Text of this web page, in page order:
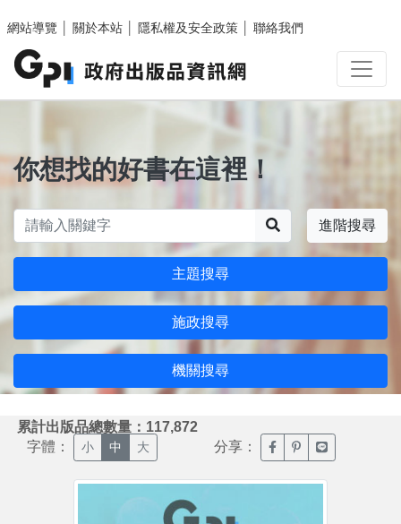
網站導覽
關於本站 隱私權及安全政策 聯絡我們
你想找的好書在這裡！
進階搜尋
主題搜尋
施政搜尋
機關搜尋
累計出版品總數量：117,872
字體： 小 中 大 分享： 臉書分享(另開新視窗)
噗浪分享(另開新
Line分享(另